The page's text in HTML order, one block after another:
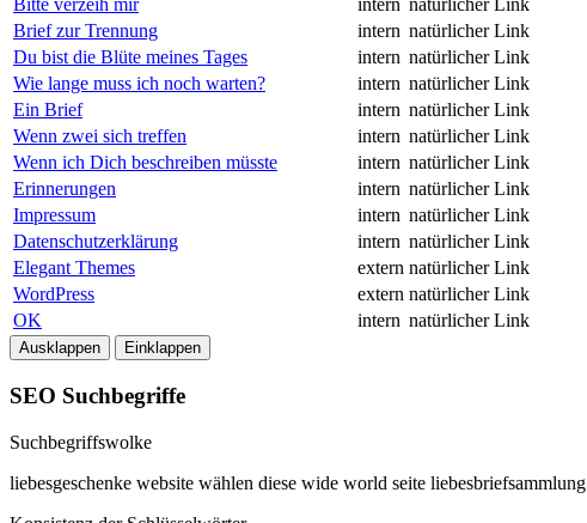
Bitte verzeih mir
intern natürlicher Link
Brief zur Trennung
intern natürlicher Link
Du bist die Blüte meines Tages
intern natürlicher Link
Wie lange muss ich noch warten?
intern natürlicher Link
Ein Brief
intern natürlicher Link
Wenn zwei sich treffen
intern natürlicher Link
Wenn ich Dich beschreiben müsste
intern natürlicher Link
Erinnerungen
intern natürlicher Link
Impressum
intern natürlicher Link
Datenschutzerklärung
intern natürlicher Link
Elegant Themes
extern natürlicher Link
WordPress
extern natürlicher Link
OK
intern natürlicher Link
Ausklappen Einklappen
SEO Suchbegriffe
Suchbegriffswolke
liebesgeschenke website wählen diese wide world seite liebesbriefsammlung